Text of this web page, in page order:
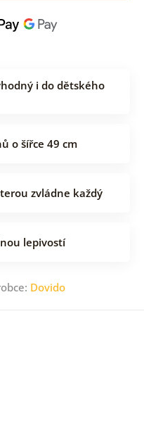
i do dětského
o šířce 49 cm
zvládne každý
lepivostí
Dovido